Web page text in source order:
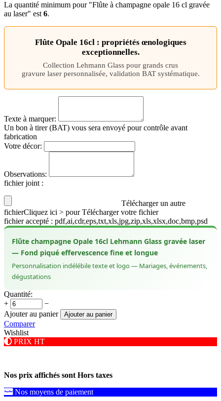
La quantité minimum pour "Flûte à champagne opale 16 cl gravée
au laser" est 6.
Flûte Opale 16cl : propriétés œnologiques
exceptionnelles.
Collection Lehmann Glass pour grands crus
gravure laser personnalisée, validation BAT systématique.
Texte à marquer:
Un bon à tirer (BAT) vous sera envoyé pour contrôle avant
fabrication
Votre décor:
Observations:
fichier joint :
Télécharger un autre
fichierCliquez ici > pour Télécharger votre fichier
fichier accepté : pdf,ai,cdr,eps,txt,xls,jpg,zip,xls,xlsx,doc,bmp,psd
Flûte champagne Opale 16cl Lehmann Glass gravée laser
— Fond piqué effervescence fine et longue
Personnalisation indélébile texte et logo — Mariages, événements,
dégustations
Quantité:
+
−
Ajouter au panier
Ajouter au panier
Comparer
Wishlist
PRIX HT
Nos prix affichés sont Hors taxes
Nos moyens de paiement